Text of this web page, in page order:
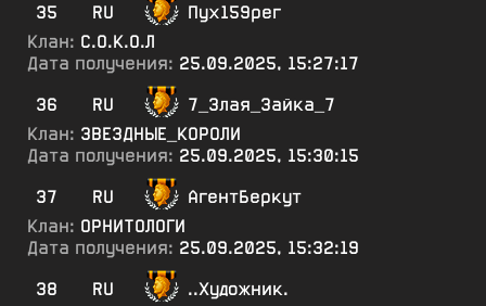
35
RU
Пух159рег
Клан: С.О.К.О.Л
Дата получения: 25.09.2025, 15:27:17
36
RU
7_Злая_Зайка_7
Клан: ЗВЕЗДНЫЕ_КОРОЛИ
Дата получения: 25.09.2025, 15:30:15
37
RU
АгентБеркут
Клан: ОРНИТОЛОГИ
Дата получения: 25.09.2025, 15:32:19
38
RU
..Художник.